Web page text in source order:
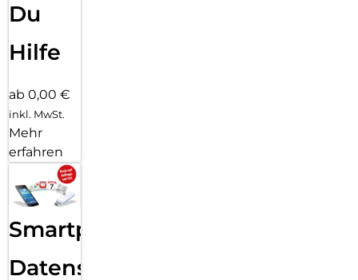
Du
Hilfe
ab 0,00 €
inkl. MwSt.
Mehr
erfahren
Smartphone
Datensicherung